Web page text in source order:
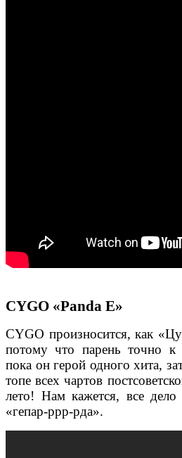
CYGO «Panda E»
CYGO произносится, как
потому что парень точно к
пока он герой одного хита,
топе всех чартов
лето! Нам кажется, все
«гепар-ррр-рда».